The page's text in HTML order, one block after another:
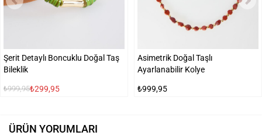
Şerit Detaylı Boncuklu Doğal Taş
Bileklik
₺999,95₺299,95
Asimetrik Doğal Taşlı
Ayarlanabilir Kolye
₺999,95
ÜRÜN YORUMLARI